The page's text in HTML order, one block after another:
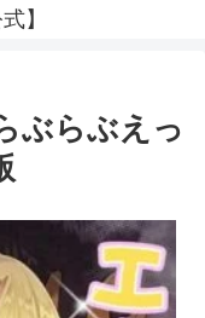
】
ぶらぶえっ